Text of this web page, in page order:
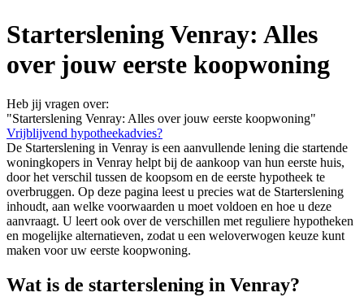
Starterslening Venray: Alles
over jouw eerste koopwoning
Heb jij vragen over:
"Starterslening Venray: Alles over jouw eerste koopwoning"
Vrijblijvend hypotheekadvies?
De Starterslening in Venray is een aanvullende lening die startende
woningkopers in Venray helpt bij de aankoop van hun eerste huis,
door het verschil tussen de koopsom en de eerste hypotheek te
overbruggen. Op deze pagina leest u precies wat de Starterslening
inhoudt, aan welke voorwaarden u moet voldoen en hoe u deze
aanvraagt. U leert ook over de verschillen met reguliere hypotheken
en mogelijke alternatieven, zodat u een weloverwogen keuze kunt
maken voor uw eerste koopwoning.
Wat is de starterslening in Venray?